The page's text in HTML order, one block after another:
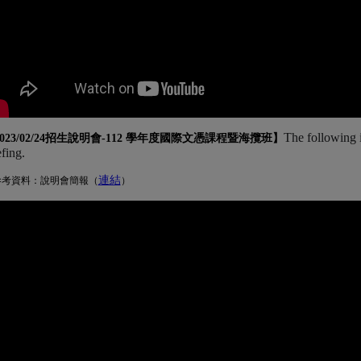
02/24招生說明會-112 學年度國際文憑課程暨海攬班】 The following
考資料：說明會簡報（連結(另開新視窗)
）